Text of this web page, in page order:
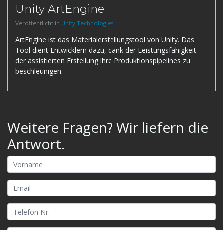
Unity ArtEngine
Veröffentlicht in Unity Technologies
ArtEngine ist das Materialerstellungstool von Unity. Das
Tool dient Entwicklern dazu, dank der Leistungsfähigkeit
der assistierten Erstellung ihre Produktionspipelines zu
beschleunigen.
Weitere Fragen? Wir liefern die
Antwort.